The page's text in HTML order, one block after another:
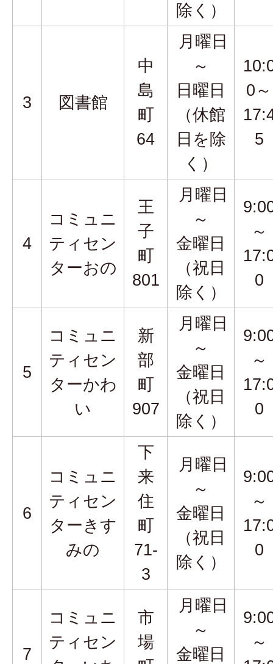
除く）
3 図書館
中
島
町
64
月曜日
～
日曜日
（休館
日を除
く）
0～
5
4
コミュニ
ティセン
ターおの
王
子
町
801
月曜日
～
金曜日
（祝日
除く）
～
0
5
コミュニ
ティセン
ターかわ
い
新
部
町
907
月曜日
～
金曜日
（祝日
除く）
～
0
6
コミュニ
ティセン
ターきす
みの
下
来
住
町
71-
3
月曜日
～
金曜日
（祝日
除く）
～
0
7
コミュニ
ティセン
市
場
月曜日
～
金曜日
～